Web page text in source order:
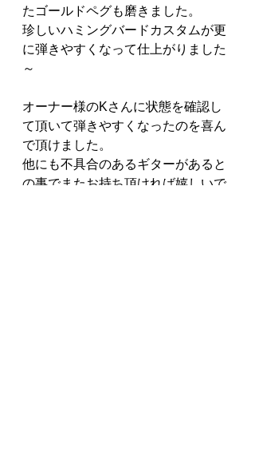
たゴールドペグも磨きました。
珍しいハミングバードカスタムが更
に弾きやすくなって仕上がりました
～
オーナー様のKさんに状態を確認し
て頂いて弾きやすくなったのを喜ん
で頂けました。
他にも不具合のあるギターがあると
の事でまたお持ち頂ければ嬉しいで